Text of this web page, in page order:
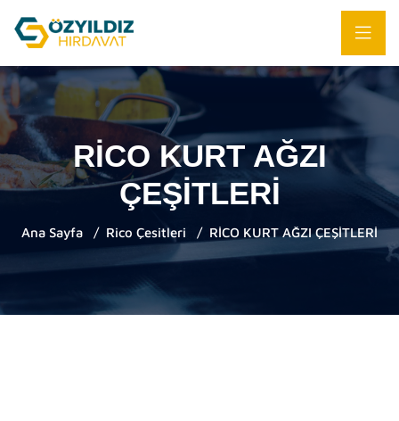
RİCO KURT AĞZI
ÇEŞİTLERİ
Ana Sayfa Rico Çesitleri RİCO KURT AĞZI ÇEŞİTLERİ